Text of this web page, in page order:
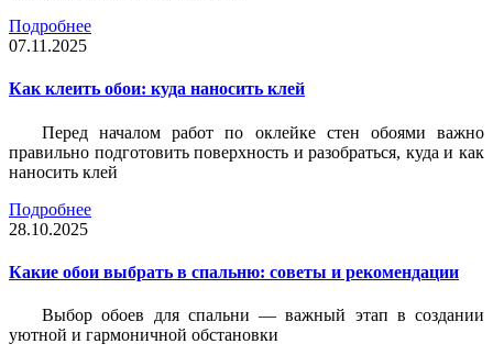
Подробнее
07.11.2025
Как клеить обои: куда наносить клей
Перед началом работ по оклейке стен обоями важно
правильно подготовить поверхность и разобраться, куда и как
наносить клей
Подробнее
28.10.2025
Какие обои выбрать в спальню: советы и рекомендации
Выбор обоев для спальни — важный этап в создании
уютной и гармоничной обстановки